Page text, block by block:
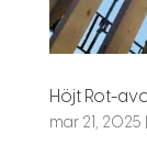
Höjt Rot-
mar 21, 2025